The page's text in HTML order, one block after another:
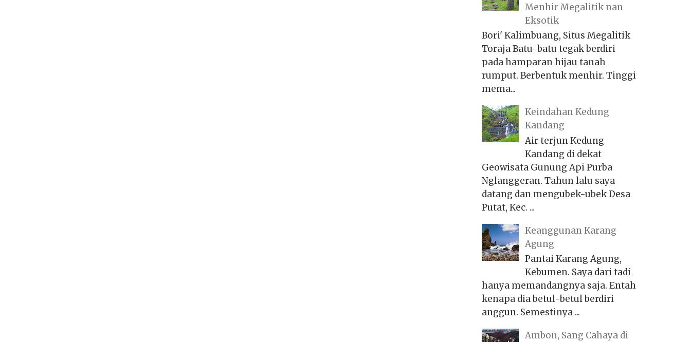
Menhir Megalitik nan
Eksotik
Bori' Kalimbuang, Situs Megalitik
Toraja Batu-batu tegak berdiri
pada hamparan hijau tanah
rumput. Berbentuk menhir. Tinggi
mema...
Keindahan Kedung
Kandang
Air terjun Kedung
Kandang di dekat
Geowisata Gunung Api Purba
Nglanggeran. Tahun lalu saya
datang dan mengubek-ubek Desa
Putat, Kec. ...
Keanggunan Karang
Agung
Pantai Karang Agung,
Kebumen. Saya dari tadi
hanya memandangnya saja. Entah
kenapa dia betul-betul berdiri
anggun. Semestinya ...
Ambon, Sang Cahaya di